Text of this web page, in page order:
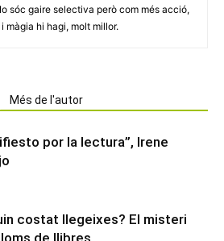
sóc gaire selectiva però com més acció,
màgia hi hagi, molt millor.
Més de l'autor
por la lectura”, Irene
costat llegeixes? El misteri